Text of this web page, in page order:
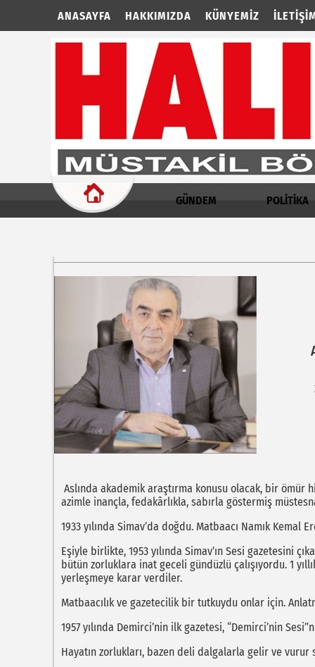
ANASAYFA HAKKIMIZDA KÜNYEMIZ
GÜNDEM POLİTİKA
Aslında akademik araştırma konusu olacak, bir ömür
azimle inançla, fedakârlıkla, sabırla göstermiş
1933 yılında Simav’da doğdu. Matbaacı Namık
Eşiyle birlikte, 1953 yılında Simav’ın Sesi gazetesini
bütün zorluklara inat geceli gündüzlü çalışıyordu. 1
yerleşmeye karar verdiler.
Matbaacılık ve gazetecilik bir tutkuydu onlar için.
1957 yılında Demirci’nin ilk gazetesi, “Demirci’nin
Hayatın zorlukları, bazen deli dalgalarla gelir ve vurur